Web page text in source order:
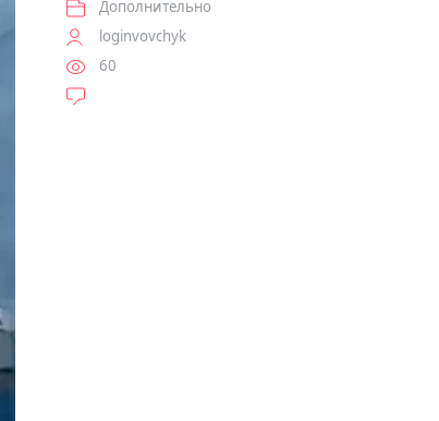
Дополнительно
loginvovchyk
60